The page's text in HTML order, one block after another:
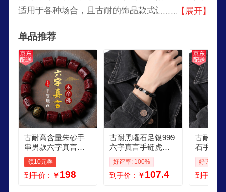
适用于各种场合，且古耐的饰品款式设计新颖，凸
【展开】
单品推荐
古耐高含量朱砂手
串男款六字真言本
命年手链男生生日
礼物送男朋友老公
S11升级款守护神手
领10元券
到手价： ￥198
古耐黑曜石足银999
六字真言手链虎眼
石手串男生日礼物
送男友高级实用
好评率: 100%
到手价： ￥107.4
古耐
石手串
链男士
男朋友
真言黑
好评率:
到手价：